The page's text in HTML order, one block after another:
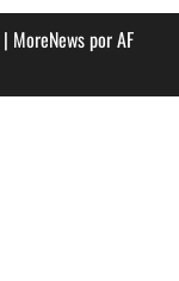
| MoreNewspor AF